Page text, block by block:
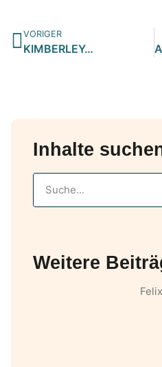
VORIGER
KIMBERLEY…
Inhalte
Weitere